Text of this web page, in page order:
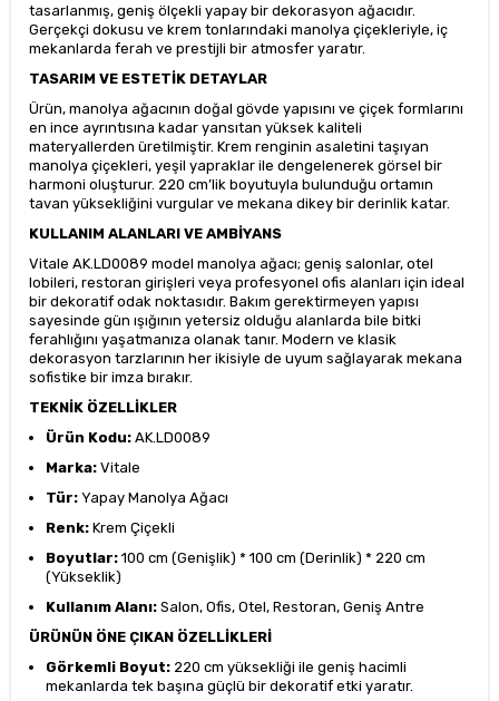
tasarlanmış, geniş ölçekli yapay bir dekorasyon ağacıdır.
Gerçekçi dokusu ve krem tonlarındaki manolya çiçekleriyle, iç
mekanlarda ferah ve prestijli bir atmosfer yaratır.
TASARIM VE ESTETİK DETAYLAR
Ürün, manolya ağacının doğal gövde yapısını ve çiçek formlarını
en ince ayrıntısına kadar yansıtan yüksek kaliteli
materyallerden üretilmiştir. Krem renginin asaletini taşıyan
manolya çiçekleri, yeşil yapraklar ile dengelenerek görsel bir
harmoni oluşturur. 220 cm’lik boyutuyla bulunduğu ortamın
tavan yüksekliğini vurgular ve mekana dikey bir derinlik katar.
KULLANIM ALANLARI VE AMBİYANS
Vitale AK.LD0089 model manolya ağacı; geniş salonlar, otel
lobileri, restoran girişleri veya profesyonel ofis alanları için ideal
bir dekoratif odak noktasıdır. Bakım gerektirmeyen yapısı
sayesinde gün ışığının yetersiz olduğu alanlarda bile bitki
ferahlığını yaşatmanıza olanak tanır. Modern ve klasik
dekorasyon tarzlarının her ikisiyle de uyum sağlayarak mekana
sofistike bir imza bırakır.
TEKNİK ÖZELLİKLER
Ürün Kodu: AK.LD0089
Marka: Vitale
Tür: Yapay Manolya Ağacı
Renk: Krem Çiçekli
Boyutlar: 100 cm (Genişlik) * 100 cm (Derinlik) * 220 cm
(Yükseklik)
Kullanım Alanı: Salon, Ofis, Otel, Restoran, Geniş Antre
ÜRÜNÜN ÖNE ÇIKAN ÖZELLİKLERİ
Görkemli Boyut: 220 cm yüksekliği ile geniş hacimli
mekanlarda tek başına güçlü bir dekoratif etki yaratır.